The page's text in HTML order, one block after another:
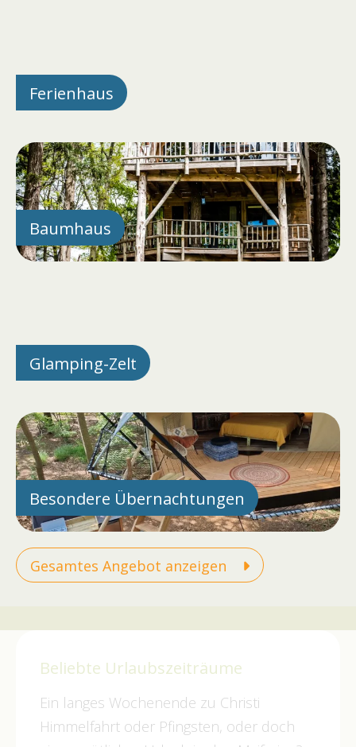
Ferienhaus
Baumhaus
Glamping-Zelt
Besondere Übernachtungen
Gesamtes Angebot anzeigen
Beliebte Urlaubszeiträume
Ein langes Wochenende zu Christi
Himmelfahrt oder Pfingsten, oder doch